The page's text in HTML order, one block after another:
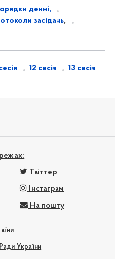
денні,
засідань,
12 сесія
13 сесія
Твіттер
Інстаграм
На пошту
України